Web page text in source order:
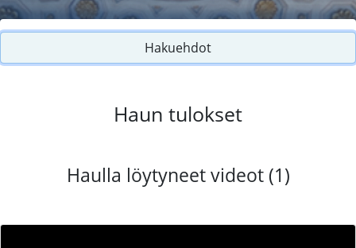
Hakuehdot
Haun tulokset
Haulla löytyneet videot (1)